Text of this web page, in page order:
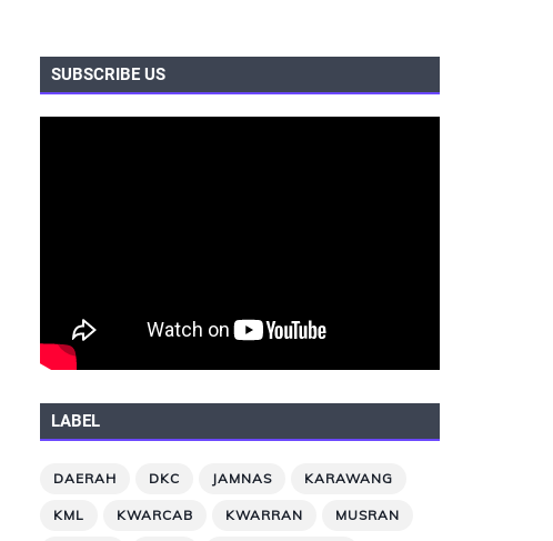
SUBSCRIBE US
LABEL
DAERAH DKC JAMNAS KARAWANG
KML KWARCAB KWARRAN MUSRAN